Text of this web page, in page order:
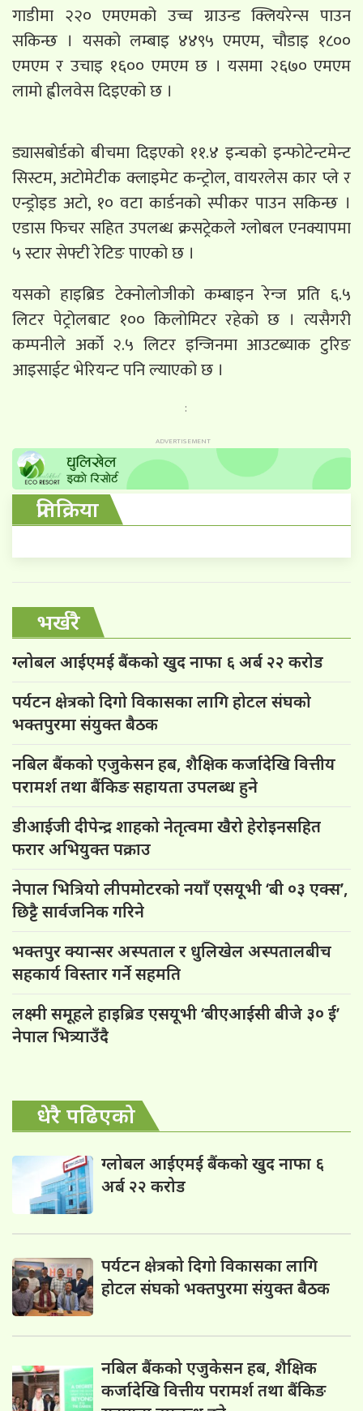
गाडीमा २२० एमएमको उच्च ग्राउन्ड क्लियरेन्स पाउन
सकिन्छ । यसको लम्बाइ ४४९५ एमएम, चौडाइ १८००
एमएम र उचाइ १६०० एमएम छ । यसमा २६७० एमएम
लामो ह्वीलवेस दिइएको छ ।
ड्यासबोर्डको बीचमा दिइएको ११.४ इन्चको इन्फोटेन्टमेन्ट
सिस्टम, अटोमेटीक क्लाइमेट कन्ट्रोल, वायरलेस कार प्ले र
एन्ड्रोइड अटो, १० वटा कार्डनको स्पीकर पाउन सकिन्छ ।
एडास फिचर सहित उपलब्ध क्रसट्रेकले ग्लोबल एनक्यापमा
५ स्टार सेफ्टी रेटिङ पाएको छ ।
यसको हाइब्रिड टेक्नोलोजीको कम्बाइन रेन्ज प्रति ६.५
लिटर पेट्रोलबाट १०० किलोमिटर रहेको छ । त्यसैगरी
कम्पनीले अर्को २.५ लिटर इन्जिनमा आउटब्याक टुरिङ
आइसाईट भेरियन्ट पनि ल्याएको छ ।
:
प्रतिक्रिया
भर्खरै
ग्लोबल आईएमई बैंकको खुद नाफा ६ अर्ब २२ करोड
पर्यटन क्षेत्रको दिगो विकासका लागि होटल संघको
भक्तपुरमा संयुक्त बैठक
नबिल बैंकको एजुकेसन हब, शैक्षिक कर्जादेखि वित्तीय
परामर्श तथा बैंकिङ सहायता उपलब्ध हुने
डीआईजी दीपेन्द्र शाहको नेतृत्वमा खैरो हेरोइनसहित
फरार अभियुक्त पक्राउ
नेपाल भित्रियो लीपमोटरको नयाँ एसयूभी ‘बी ०३ एक्स’,
छिट्टै सार्वजनिक गरिने
भक्तपुर क्यान्सर अस्पताल र धुलिखेल अस्पतालबीच
सहकार्य विस्तार गर्ने सहमति
लक्ष्मी समूहले हाइब्रिड एसयूभी ‘बीएआईसी बीजे ३० ई’
नेपाल भित्र्याउँदै
धेरै पढिएको
ग्लोबल आईएमई बैंकको खुद नाफा ६
अर्ब २२ करोड
पर्यटन क्षेत्रको दिगो विकासका लागि
होटल संघको भक्तपुरमा संयुक्त बैठक
नबिल बैंकको एजुकेसन हब, शैक्षिक
कर्जादेखि वित्तीय परामर्श तथा बैंकिङ